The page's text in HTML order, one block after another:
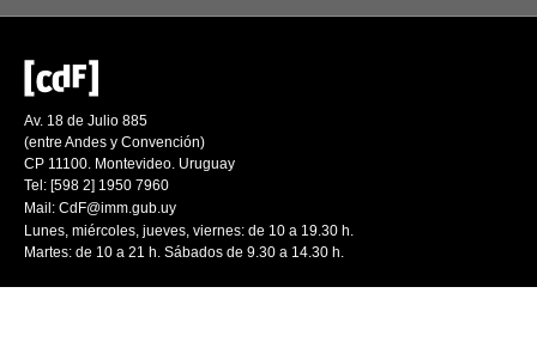
Av. 18 de Julio 885
(entre Andes y Convención)
CP 11100. Montevideo. Uruguay
Tel: [598 2] 1950 7960
Mail: CdF@imm.gub.uy
Lunes, miércoles, jueves, viernes: de 10 a 19.30 h.
Martes: de 10 a 21 h. Sábados de 9.30 a 14.30 h.